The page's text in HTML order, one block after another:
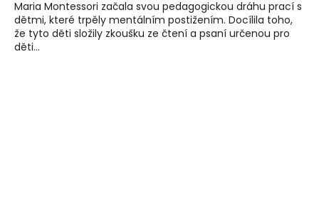
Maria Montessori začala svou pedagogickou dráhu prací s
dětmi, které trpěly mentálním postižením. Docílila toho,
že tyto děti složily zkoušku ze čtení a psaní určenou pro
děti...